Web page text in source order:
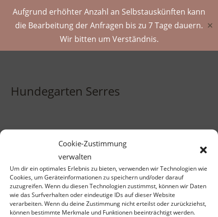
Aufgrund erhöhter Anzahl an Selbstauskünften kann
die Bearbeitung der Anfragen bis zu 7 Tage dauern.
Wir bitten um Verständnis.
✕
Cookie-Zustimmung
verwalten
Um dir ein optimales Erlebnis zu bieten, verwenden wir Technologien wie
Cookies, um Geräteinformationen zu speichern und/oder darauf
zuzugreifen. Wenn du diesen Technologien zustimmst, können wir Daten
wie das Surfverhalten oder eindeutige IDs auf dieser Website
verarbeiten. Wenn du deine Zustimmung nicht erteilst oder zurückziehst,
können bestimmte Merkmale und Funktionen beeinträchtigt werden.
Hundegarten Serres
ES WURDEN KEINE PRODUKTE GEFUNDEN, DIE DEINER
AUSWAHL ENTSPRECHEN.